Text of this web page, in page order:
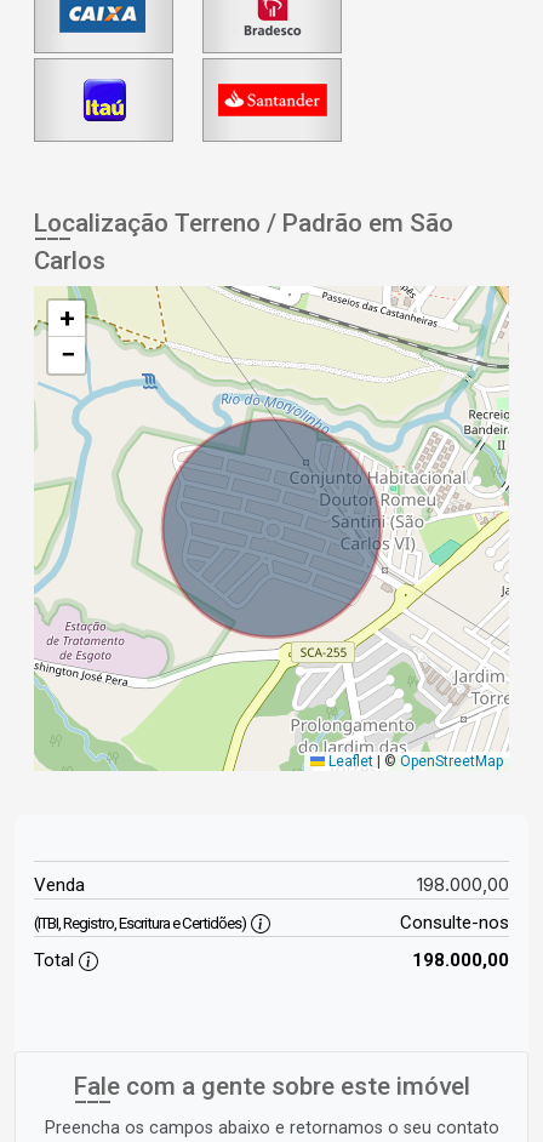
Localização Terreno / Padrão em São
Carlos
+
−
Leaflet © OpenStreetMap
Venda 198.000,00
(ITBI, Registro, Escritura e Certidões)
Consulte-nos
Total
198.000,00
Fale com a gente sobre este imóvel
Preencha os campos abaixo e retornamos o seu contato